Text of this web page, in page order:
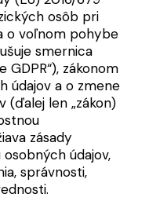
osôb pri
o voľnom pohybe
smernica
GDPR“), zákonom
údajov a o zmene
(ďalej len „zákon)
zásady
údajov,
správnosti,